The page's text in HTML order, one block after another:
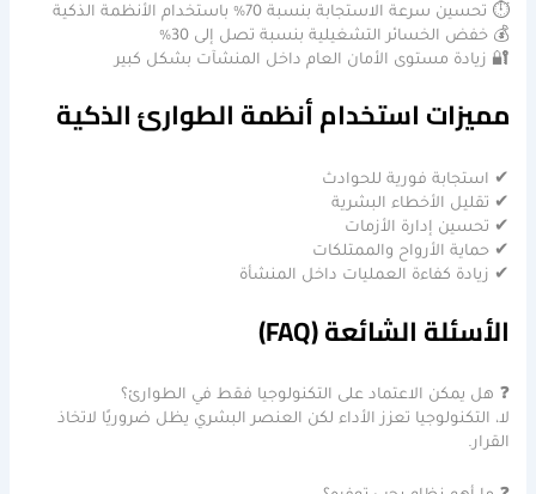
⏱ تحسين سرعة الاستجابة بنسبة 70% باستخدام الأنظمة الذكية
💰 خفض الخسائر التشغيلية بنسبة تصل إلى 30%
🔐 زيادة مستوى الأمان العام داخل المنشآت بشكل كبير
مميزات استخدام أنظمة الطوارئ الذكية
✔ استجابة فورية للحوادث
✔ تقليل الأخطاء البشرية
✔ تحسين إدارة الأزمات
✔ حماية الأرواح والممتلكات
✔ زيادة كفاءة العمليات داخل المنشأة
الأسئلة الشائعة (FAQ)
❓ هل يمكن الاعتماد على التكنولوجيا فقط في الطوارئ؟
لا، التكنولوجيا تعزز الأداء لكن العنصر البشري يظل ضروريًا لاتخاذ
القرار.